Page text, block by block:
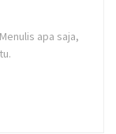
apa saja,